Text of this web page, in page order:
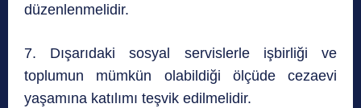
düzenlenmelidir.
7. Dışarıdaki sosyal servislerle işbirliği ve
toplumun mümkün olabildiği ölçüde cezaevi
yaşamına katılımı teşvik edilmelidir.